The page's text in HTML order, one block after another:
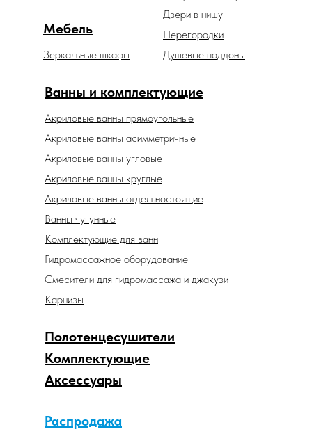
Ванны и комплектующие
Акриловые ванны прямоугольные
Зеркальные шкафы
Мебель
Двери в нишу
Перегородки
Аксессуары
Распродажа
Комплектующие
Душевые поддоны
Акриловые ванны отдельностоящие
Акриловые ванны асимметричные
Акриловые ванны угловые
Акриловые ванны круглые
Ванны чугунные
Комплектующие для ванн
Гидромассажное оборудование
Смесители для гидромассажа и джакузи
Карнизы
Полотенцесушители